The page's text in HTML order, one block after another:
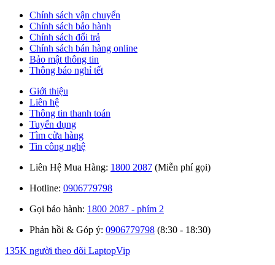
Chính sách vận chuyển
Chính sách bảo hành
Chính sách đổi trả
Chính sách bán hàng online
Bảo mật thông tin
Thông báo nghỉ tết
Giới thiệu
Liên hệ
Thông tin thanh toán
Tuyển dụng
Tìm cửa hàng
Tin công nghệ
Liên Hệ Mua Hàng: 1800 2087 (Miễn phí gọi)
Hotline: 0906779798
Gọi bảo hành: 1800 2087 - phím 2
Phản hồi & Góp ý: 0906779798 (8:30 - 18:30)
135K người theo dõi LaptopVip